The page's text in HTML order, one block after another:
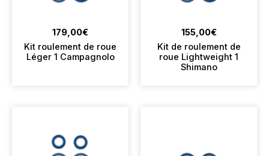
179,00€
Kit roulement de roue
Léger 1 Campagnolo
155,00€
Kit de roulement de
roue Lightweight 1
Shimano